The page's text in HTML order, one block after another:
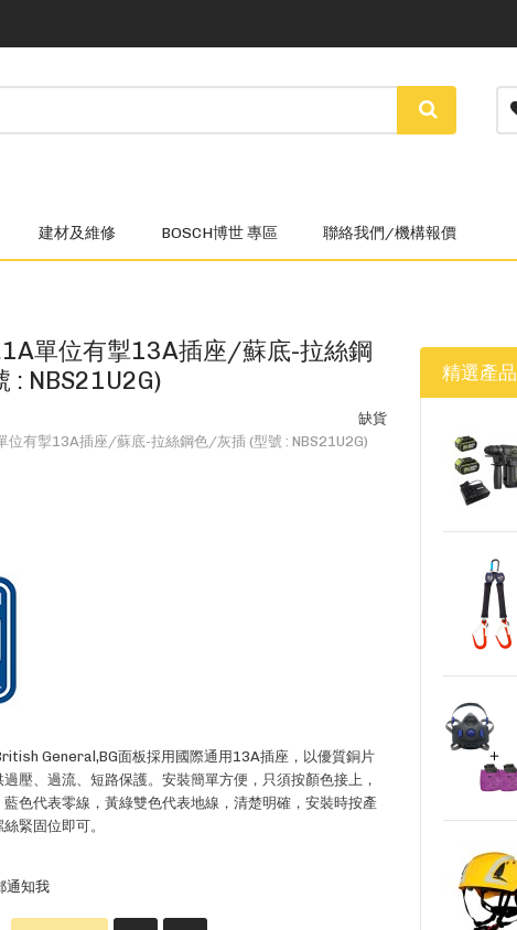
建材及維修 BOSCH博世 專區 聯絡我們/機構報價
單位有掣13A插座/蘇底-拉絲鋼
: NBS21U2G)
缺貨
位有掣13A插座/蘇底-拉絲鋼色/灰插 (型號 : NBS21U2G)
General,BG面板採用國際通用13A插座，以優質銅片
壓、過流、短路保護。安裝簡單方便，只須按顏色接上，
色代表零線，黃綠雙色代表地線，清楚明確，安裝時按產
緊固位即可。
通知我
精選產品